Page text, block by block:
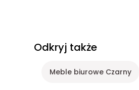
Odkryj także
Meble biurowe Czarny